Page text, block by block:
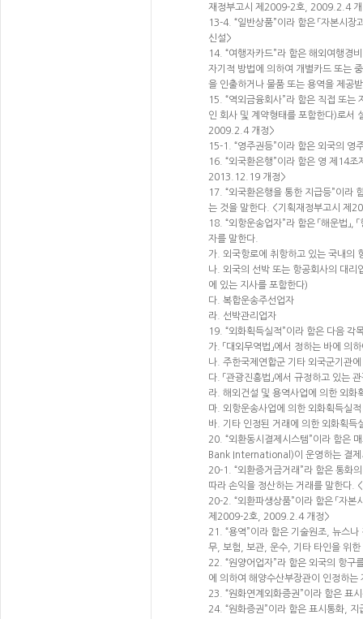
재정부고시 제2009-2호, 2009.2.4
13-4. “일반상품”이라 함은 「자본시
신설>
14. “여행자카드”라 함은 해외여행경
자기적 방법에 의하여 개별카드 또는
을 인출하거나 물품 또는 용역을 제공
15. “역외금융회사”라 함은 직접 또는
인 회사 및 계약형태를 포함한다)로서
2009.2.4 개정>
15-1. “영주권등”이라 함은 외국의
16. “외국환은행”이라 함은 영 제14
2013.12.19 개정>
17. “외국환은행을 통한 지급등”이라
는 것을 말한다. <기획재정부고시 제
18. “외항운송업자”라 함은 「해운법」
자를 말한다.
가. 외국항로에 취항하고 있는 국내의
나. 외국의 선박 또는 항공회사의 대리
에 있는 지사를 포함한다)
다. 복합운송주선업자
라. 선박관리업자
19. “외화획득실적”이라 함은 다음 각
가. 「대외무역법」에서 정하는 바에 의
나. 주한국제연합군 기타 외국군기관
다. 「관광진흥법」에서 규정하고 있는
라. 해외건설 및 용역사업에 의한 외화
마. 외항운송사업에 의한 외화획득실적
바. 기타 인정된 거래에 의한 외화획득
20. “외환동시결제시스템”이라 함은
Bank International)이 운영하는 결
20-1. “외환증거금거래”라 함은 통화
따라 손익을 정산하는 거래를 말한
20-2. “외환파생상품”이라 함은 「자
제2009-2호, 2009.2.4 개정>
21. “용역”이라 함은 기술원조, 뉴스
무, 보험, 보관, 운수, 기타 타인을 위
22. “원양어업자”라 함은 외국의 항구
에 의하여 해양수산부장관이 인정하
23. “원화연계외화증권”이라 함은 표
24. “원화증권”이라 함은 표시통화,